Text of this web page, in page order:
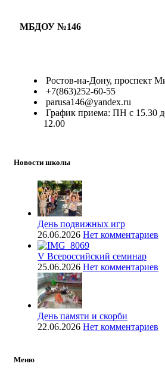
МБДОУ №146
Ростов-на-Дону, проспект
+7(863)252-60-55
parusa146@yandex.ru
График приема: ПН с 15.30
12.00
Новости школы
День подвижных игр
26.06.2026 Нет комментариев
V Всероссийский семинар
25.06.2026 Нет комментариев
День памяти и скорби
22.06.2026 Нет комментариев
Меню